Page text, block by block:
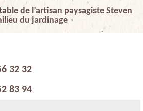
de l’artisan paysagiste Steven
du jardinage
32 32
83 94